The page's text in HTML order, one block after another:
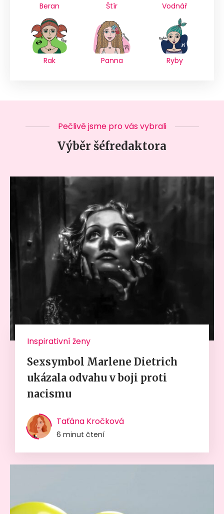
Beran Štír Vodnář
Rak Panna Ryby
Pečlivě jsme pro vás vybrali
Výběr šéfredaktora
Inspirativní ženy
Sexsymbol Marlene Dietrich
ukázala odvahu v boji proti
nacismu
Taťána Kročková
6 minut čtení